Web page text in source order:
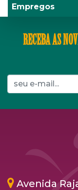
Empregos
RECEBA AS
Avenida